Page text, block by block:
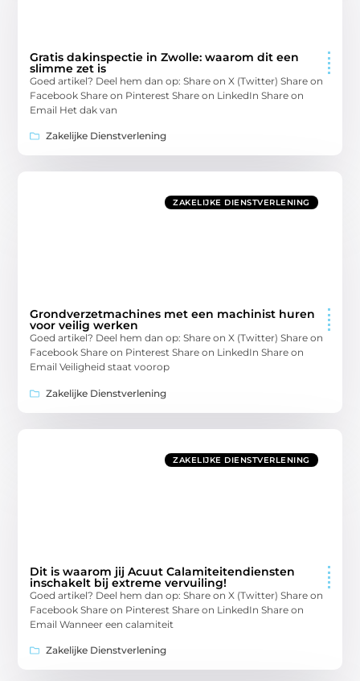
Gratis dakinspectie in Zwolle: waarom dit een
slimme zet is
Goed artikel? Deel hem dan op: Share on X (Twitter) Share on
Facebook Share on Pinterest Share on LinkedIn Share on
Email Het dak van
Zakelijke Dienstverlening
ZAKELIJKE DIENSTVERLENING
Grondverzetmachines met een machinist huren
voor veilig werken
Goed artikel? Deel hem dan op: Share on X (Twitter) Share on
Facebook Share on Pinterest Share on LinkedIn Share on
Email Veiligheid staat voorop
Zakelijke Dienstverlening
ZAKELIJKE DIENSTVERLENING
Dit is waarom jij Acuut Calamiteitendiensten
inschakelt bij extreme vervuiling!
Goed artikel? Deel hem dan op: Share on X (Twitter) Share on
Facebook Share on Pinterest Share on LinkedIn Share on
Email Wanneer een calamiteit
Zakelijke Dienstverlening